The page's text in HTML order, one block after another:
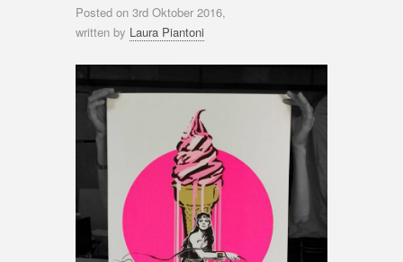
Posted on 3rd Oktober 2016,
written by Laura Piantoni